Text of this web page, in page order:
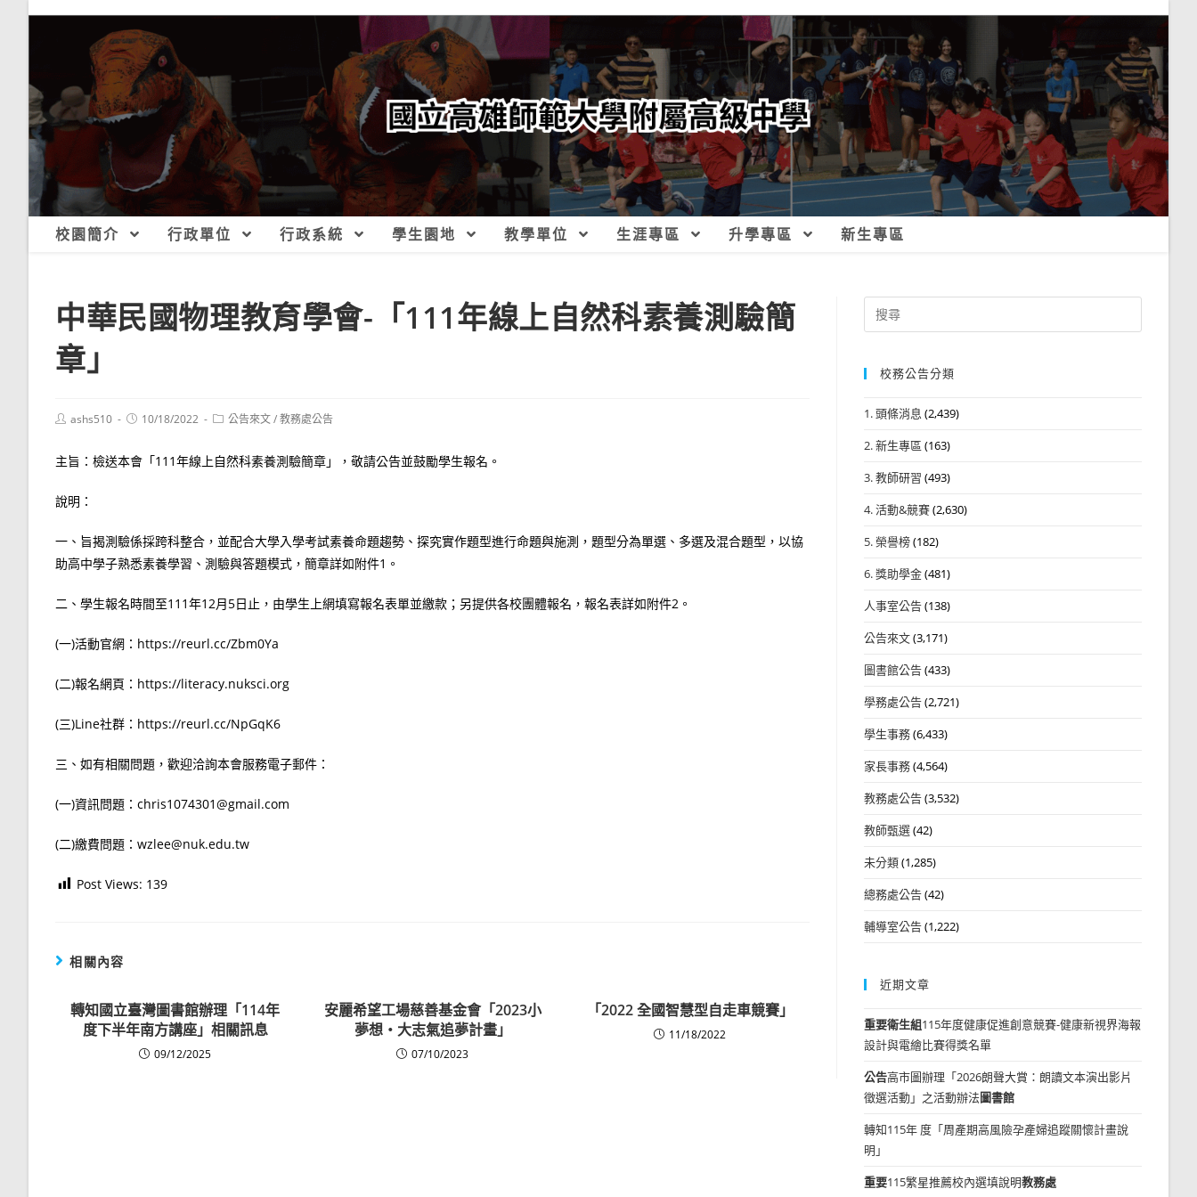
校園簡介 行政單位 行政系統 學生園地 教學單位 生涯專區 升學專區 新生專區
中華民國物理教育學會-「111年線上自然科素養測驗簡
章」
Postashs510
Post10/18/2022
Post公告來文/教務處公告
主旨：檢送本會「111年線上自然科素養測驗簡章」，敬請公告並鼓勵學生報名。
說明：
一、旨揭測驗係採跨科整合，並配合大學入學考試素養命題趨勢、探究實作題型進行命題與施測，題型分為單選、多選及混合題型，以協
助高中學子熟悉素養學習、測驗與答題模式，簡章詳如附件1。
二、學生報名時間至111年12月5日止，由學生上網填寫報名表單並繳款；另提供各校團體報名，報名表詳如附件2。
(一)活動官網：https://reurl.cc/Zbm0Ya
(二)報名網頁：https://literacy.nuksci.org
(三)Line社群：https://reurl.cc/NpGqK6
三、如有相關問題，歡迎洽詢本會服務電子郵件：
(一)資訊問題：chris1074301@gmail.com
(二)繳費問題：wzlee@nuk.edu.tw
Post Views: 139
相關內容
轉知國立臺灣圖書館辦理「114年
度下半年南方講座」相關訊息
09/12/2025
安麗希望工場慈善基金會「2023小
夢想‧大志氣追夢計畫」
07/10/2023
「2022 全國智慧型自走車競賽」
11/18/2022
Search
for:
校務公告分類
1. 頭條消息 (2,439)
2. 新生專區 (163)
3. 教師研習 (493)
4. 活動&競賽(2,630)
5. 榮譽榜(182)
6. 獎助學金(481)
人事室公告(138)
公告來文(3,171)
圖書館公告(433)
學務處公告(2,721)
學生事務(6,433)
家長事務(4,564)
教務處公告(3,532)
教師甄選(42)
未分類(1,285)
總務處公告(42)
輔導室公告(1,222)
近期文章
重要衛生組115年度健康促進創意競賽-健康新視界海報
設計與電繪比賽得獎名單
公告高市圖辦理「2026朗聲大賞：朗讀文本演出影片
徵選活動」之活動辦法圖書館
轉知115年 度「周產期高風險孕產婦追蹤關懷計畫說
明」
重要115繁星推薦校內選填說明教務處